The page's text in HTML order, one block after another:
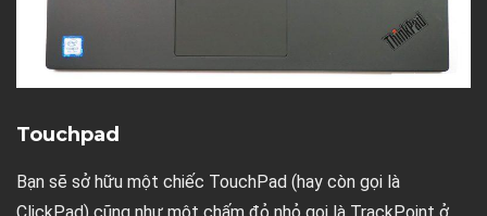
Touchpad
Bạn sẽ sở hữu một chiếc TouchPad (hay còn gọi là
ClickPad) cũng như một chấm đỏ nhỏ gọi là TrackPoint ở